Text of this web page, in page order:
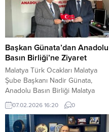
7’ncisi kutlanacak. 7 Haziran
Pazar günü kutlanacak etkinlik
kapsamında, birçok kişi evinde
bulunduğu yerde hazırladığı
kahvaltı sofraları...
Başkan Günata’dan Anadolu
Basın Birliği’ne Ziyaret
Malatya Türk Ocakları Malatya
Şube Başkanı Nadir Günata,
Anadolu Basın Birliği Malatya
Şubesi’ni ziyaret etti. Ziyarette,
Anadolu Basın Birliği’nin
yürüttüğü çalışmaları takdir
07.02.2026 16:20 0